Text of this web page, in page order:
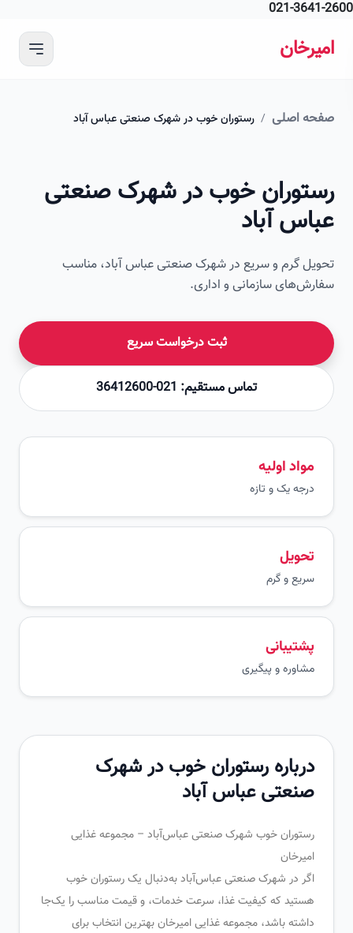
021-
اصلی / رستوران خوب در شهرک صنعتی عباس آباد
خوب در شهرک صنعتی
آباد
گرم و سریع در شهرک صنعتی عباس آباد، مناسب
سازمانی و اداری.
ثبت درخواست سریع
تماس مستقیم: 021-36412600
مواد اولیه
درجه یک و تازه
سریع و گرم
پشتیبانی
مشاوره و پیگیری
درباره رستوران خوب در شهرک
صنعتی عباس آباد
رستوران خوب شهرک صنعتی عباس‌آباد – مجموعه غذایی
اگر در شهرک صنعتی عباس‌آباد به‌دنبال یک رستوران خوب
هستید که کیفیت غذا، سرعت خدمات، و قیمت مناسب را یک‌جا
داشته باشد، مجموعه غذایی امیرخان بهترین انتخاب برای